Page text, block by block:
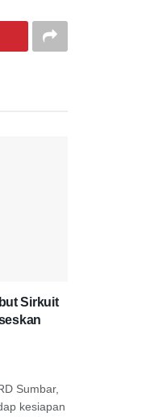
Sirkuit
Sumbar,
kesiapan